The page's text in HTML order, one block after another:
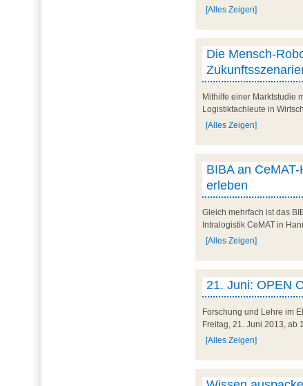
[Alles Zeigen]
Die Mensch-
Mithilfe einer Marktstudie
Logistikfachleute in
[Alles Zeigen]
BIBA an
erleben
Gleich mehrfach ist das
Intralogistik CeMAT in
[Alles Zeigen]
21. Juni: OPEN
Forschung und Lehre im
Freitag, 21. Juni 2013, ab
[Alles Zeigen]